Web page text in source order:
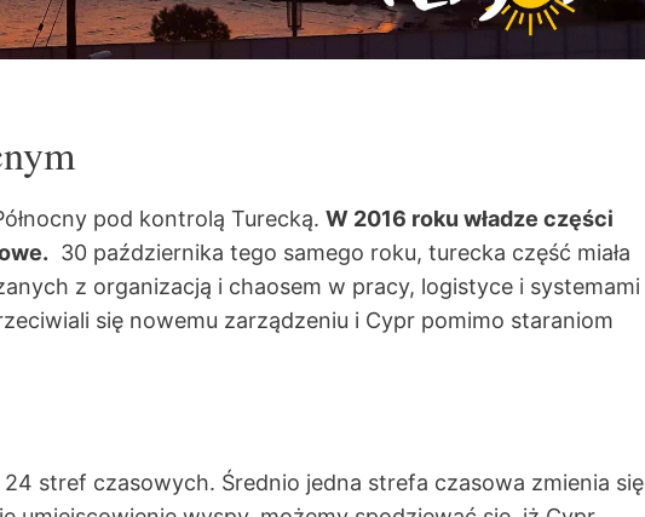
pod kontrolą Turecką. W 2016 roku władze części
30 października tego samego roku, turecka część miała
z organizacją i chaosem w pracy, logistyce i systemami
się nowemu zarządzeniu i Cypr pomimo staraniom
stref czasowych. Średnio jedna strefa czasowa zmienia się